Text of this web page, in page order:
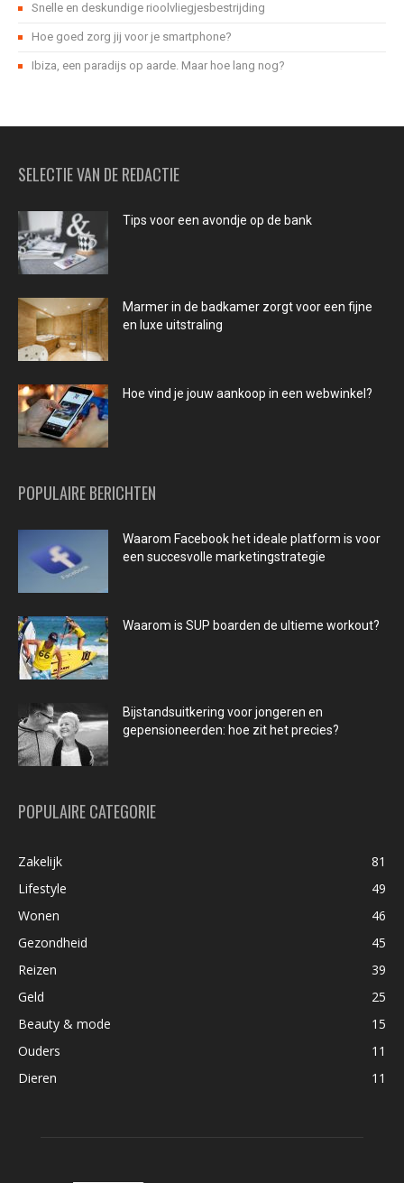
Snelle en deskundige rioolvliegjesbestrijding
Hoe goed zorg jij voor je smartphone?
Ibiza, een paradijs op aarde. Maar hoe lang nog?
SELECTIE VAN DE REDACTIE
Tips voor een avondje op de bank
Marmer in de badkamer zorgt voor een fijne
en luxe uitstraling
Hoe vind je jouw aankoop in een webwinkel?
POPULAIRE BERICHTEN
Waarom Facebook het ideale platform is voor
een succesvolle marketingstrategie
Waarom is SUP boarden de ultieme workout?
Bijstandsuitkering voor jongeren en
gepensioneerden: hoe zit het precies?
POPULAIRE CATEGORIE
Zakelijk
81
Lifestyle
49
Wonen
46
Gezondheid
45
Reizen
39
Geld
25
Beauty & mode
15
Ouders
11
Dieren
11